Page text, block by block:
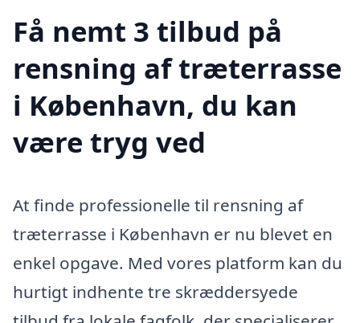
Få nemt 3 tilbud på
rensning af træterrasse
i København, du kan
være tryg ved
At finde professionelle til rensning af
træterrasse i København er nu blevet en
enkel opgave. Med vores platform kan du
hurtigt indhente tre skræddersyede